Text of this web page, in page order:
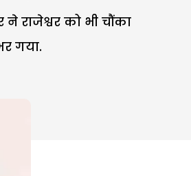
राजेश्वर को भी चौंका
गया.